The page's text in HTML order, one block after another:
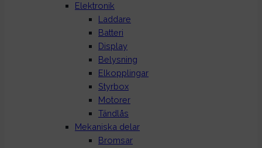
Elektronik
Laddare
Batteri
Display
Belysning
Elkopplingar
Styrbox
Motorer
Tändlås
Mekaniska delar
Bromsar